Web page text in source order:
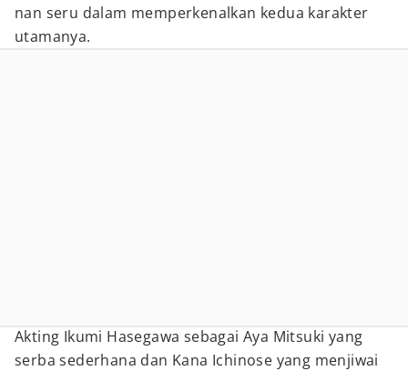
nan seru dalam memperkenalkan kedua karakter
utamanya.
Akting Ikumi Hasegawa sebagai Aya Mitsuki yang
serba sederhana dan Kana Ichinose yang menjiwai